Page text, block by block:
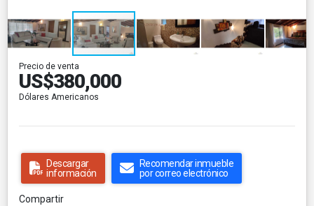
Precio de venta
US$380,000
Dólares Americanos
Descargar
información
Recomendar inmueble
por correo electrónico
Compartir